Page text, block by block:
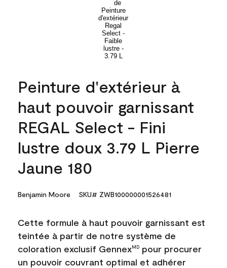
Peinture d'extérieur à
haut pouvoir garnissant
REGAL Select - Fini
lustre doux 3.79 L Pierre
Jaune 180
Benjamin Moore SKU# ZWB100000001526481
Cette formule à haut pouvoir garnissant est
teintée à partir de notre système de
coloration exclusif GennexMD pour procurer
un pouvoir couvrant optimal et adhérer